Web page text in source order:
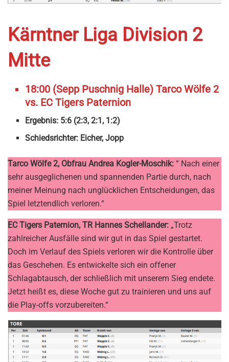
Kärntner Liga Division 2
Mitte
18:00 (Sepp Puschnig Halle) Tarco Wölfe 2
vs. EC Tigers Paternion
Ergebnis: 5:6 (2:3, 2:1, 1:2)
Schiedsrichter: Eicher, Jopp
Tarco Wölfe 2, Obfrau Andrea Kogler-Moschik: “ Nach einer
sehr ausgeglichenen und spannenden Partie durch, nach
meiner Meinung nach unglücklichen Entscheidungen, das
Spiel letztendlich verloren.“
EC Tigers Paternion, TR Hannes Schellander: „Trotz
zahlreicher Ausfälle sind wir gut in das Spiel gestartet.
Doch im Verlauf des Spiels verloren wir die Kontrolle über
das Geschehen. Es entwickelte sich ein offener
Schlagabtausch, der schließlich mit unserem Sieg endete.
Jetzt heißt es, diese Woche gut zu trainieren und uns auf
die Play-offs vorzubereiten.“